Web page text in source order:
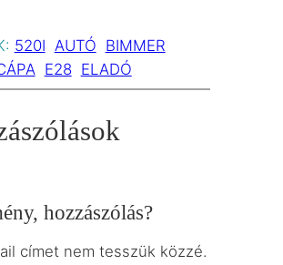
520I AUTÓ BIMMER
E28 ELADÓ
hozzászólás?
címet nem tesszük közzé.